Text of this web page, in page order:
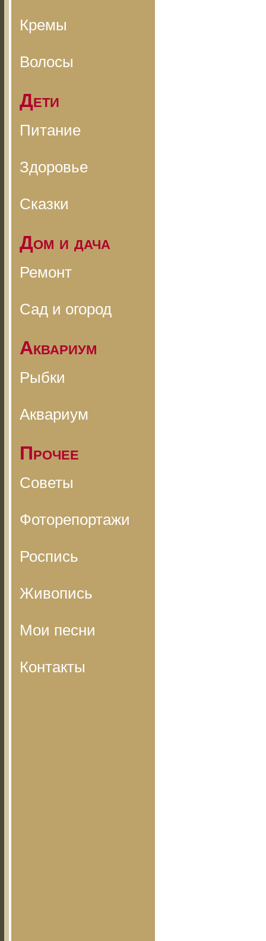
Кремы
Волосы
Дети
Питание
Здоровье
Сказки
Дом и дача
Ремонт
Сад и огород
Аквариум
Рыбки
Аквариум
Прочее
Советы
Фоторепортажи
Роспись
Живопись
Мои песни
Контакты